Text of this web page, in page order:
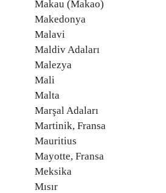
Makau (Makao)
Makedonya
Malavi
Maldiv Adaları
Malezya
Mali
Malta
Marşal Adaları
Martinik, Fransa
Mauritius
Mayotte, Fransa
Meksika
Mısır